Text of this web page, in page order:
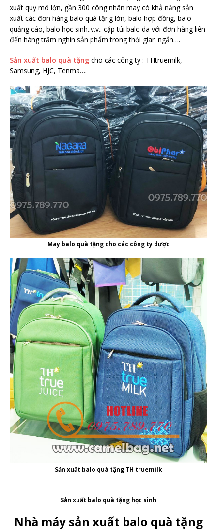
xuất quy mô lớn, gần 300 công nhân may có khả năng sản
xuất các đơn hàng balo quà tặng lớn, balo hợp đồng, balo
quảng cáo, balo học sinh..v.v.. cặp túi balo da với đơn hàng liên
đến hàng trăm nghìn sản phẩm trong thời gian ngắn….
Sản xuất balo quà tặng cho các công ty : THtruemilk,
Samsung, HJC, Tenma….
May balo quà tặng cho các công ty dược
Sản xuất balo quà tặng TH truemilk
Sản xuất balo quà tặng học sinh
Nhà máy sản xuất balo quà tặng